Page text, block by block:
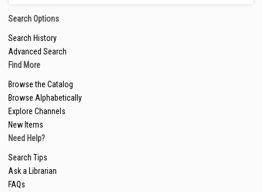
Search Options
Search History
Advanced Search
Find More
Browse the Catalog
Browse Alphabetically
Explore Channels
New Items
Need Help?
Search Tips
Ask a Librarian
FAQs